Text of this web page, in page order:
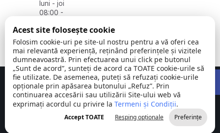
luni - joi
08:00 -
vineri
08:00 -
14:00
Comuna
Stejaru |
județul Tulcea
©
2026
Toate
drepturile
rezervate
Concept realizat deBig Media Relații Publice SRL
Acest site folosește cookie
Folosim cookie-uri pe site-ul nostru pentru a vă oferi cea
mai relevantă experiență, reținând preferințele și vizitele
dumneavoastră. Prin efectuarea unui click pe butonul
„Sunt de acord”, sunteți de acord ca TOATE cookie-urile să
fie utilizate. De asemenea, puteți să refuzați cookie-urile
opționale prin apăsarea butonului „Refuz”. Prin
continuarea accesării sau utilizării Site-ului web vă
exprimați acordul cu privire la Termeni și Condiții.
Accept TOATE Resping opționale Preferințe